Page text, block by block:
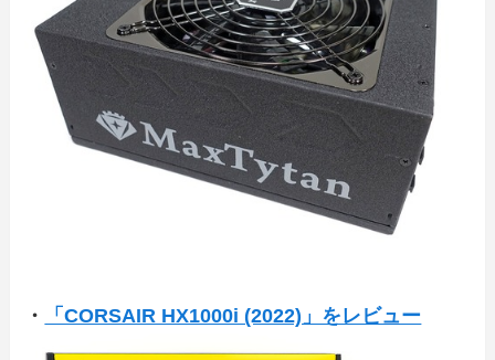
・ 「CORSAIR HX1000i (2022)」をレビュー